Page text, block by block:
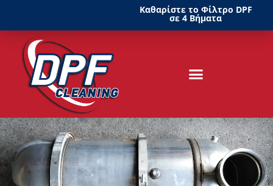
Καθαρίστε το Φίλτρο DPF
σε 4 Βήματα